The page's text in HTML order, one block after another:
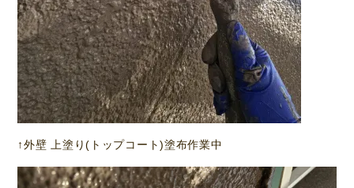
↑外壁 上塗り(トップコート)塗布作業中